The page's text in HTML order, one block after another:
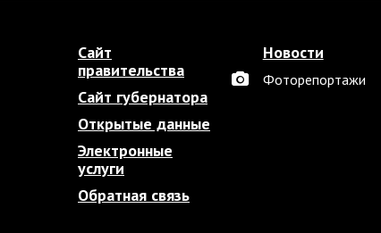
Сайт
правительства
Сайт губернатора
Открытые данные
Электронные
услуги
Обратная связь
Новости
Фоторепортажи